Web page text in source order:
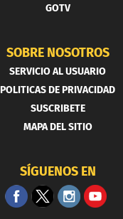
GOTV
SOBRE NOSOTROS
SERVICIO AL USUARIO
POLITICAS DE PRIVACIDAD
SUSCRIBETE
MAPA DEL SITIO
SÍGUENOS EN